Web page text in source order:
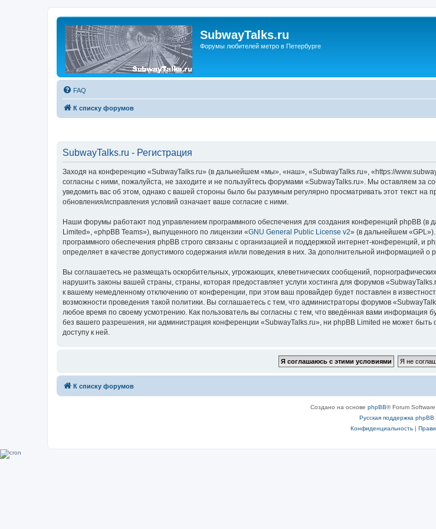
SubwayTalks.ru
Форумы любителей метро в Петербурге
FAQ
К списку форумов
SubwayTalks.ru - Регистрация
Заходя на конференцию «SubwayTalks.ru» (в дальнейшем «мы», «наш», «SubwayTalks.ru», «https://
согласны с ними, пожалуйста, не заходите и не пользуйтесь форумами «SubwayTalks.ru». Мы оставляем за
уведомить вас об этом, однако с вашей стороны было бы разумным регулярно просматривать этот текст на
обновления/исправления условий означает ваше согласие с ними.
Наши форумы работают под управлением программного обеспечения для создания конференций phpBB (в
Limited», «phpBB Teams»), выпущенного по лицензии «GNU General Public License v2» (в дальнейшем
программного обеспечения phpBB строго связаны с организацией и поддержкой интернет-конференций, и
определяет в качестве допустимого содержания и/или поведения в них. За дополнительной информацией о
Вы соглашаетесь не размещать оскорбительных, угрожающих, клеветнических сообщений,
нарушить законы вашей страны, страны, которая предоставляет услуги хостинга для форумов
к вашему немедленному отключению от конференции, при этом ваш провайдер будет поставлен в
возможности проведения такой политики. Вы соглашаетесь с тем, что администраторы форумов
любое время по своему усмотрению. Как пользователь вы согласны с тем, что введённая вами информация
без вашего разрешения, ни администрация конференции «SubwayTalks.ru», ни phpBB Limited не может быть
доступу к ней.
К списку форумов
Создано на основе phpBB® Forum
Русская поддержка phpBB
Конфиденциальность|